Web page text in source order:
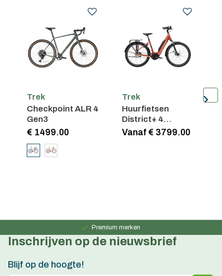
Trek
Checkpoint ALR 4
Gen3
€ 1499.00
Trek
Huurfietsen
District+ 4
Lowstep
Vanaf € 3799.00
Premium merken
Persoonlijk advies
Inschrijven op de nieuwsbrief
Blijf op de hoogte!